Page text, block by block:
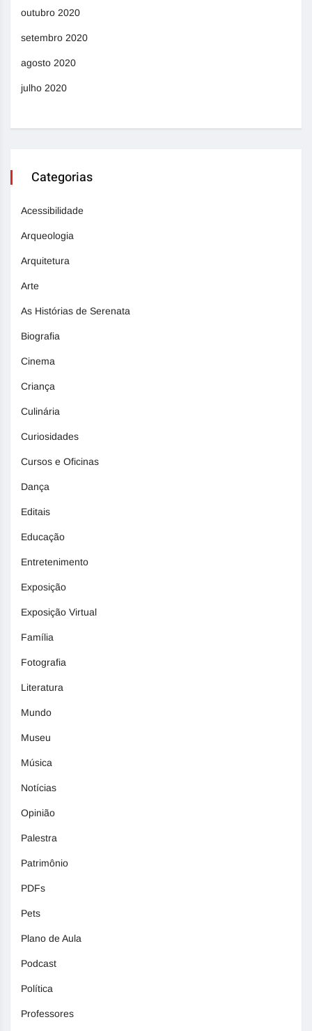
outubro 2020
setembro 2020
agosto 2020
julho 2020
Categorias
Acessibilidade
Arqueologia
Arquitetura
Arte
As Histórias de Serenata
Biografia
Cinema
Criança
Culinária
Curiosidades
Cursos e Oficinas
Dança
Editais
Educação
Entretenimento
Exposição
Exposição Virtual
Família
Fotografia
Literatura
Mundo
Museu
Música
Notícias
Opinião
Palestra
Patrimônio
PDFs
Pets
Plano de Aula
Podcast
Política
Professores